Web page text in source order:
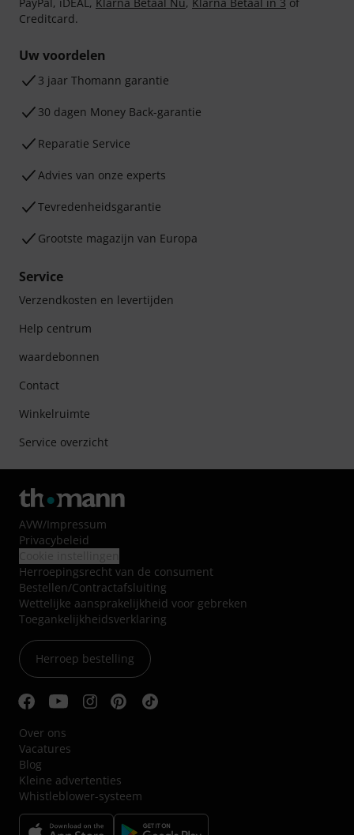
Creditcard.
Uw voordelen
3 jaar Thomann garantie
30 dagen Money Back-garantie
Reparatie Service
Advies van onze experts
Tevredenheidsgarantie
Grootste magazijn van Europa
Service
Verzendkosten en levertijden
Help centrum
waardebonnen
Contact
Winkelruimte
Service overzicht
AVW/Impressum
Privacybeleid
Herroepingsrecht van de consument
Bestellen/Contractafsluiting
Wettelijke aansprakelijkheid voor gebreken
Toegankelijkheidsverklaring
Herroep bestelling
Over ons
Vacatures
Blog
Kleine advertenties
Whistleblower-systeem